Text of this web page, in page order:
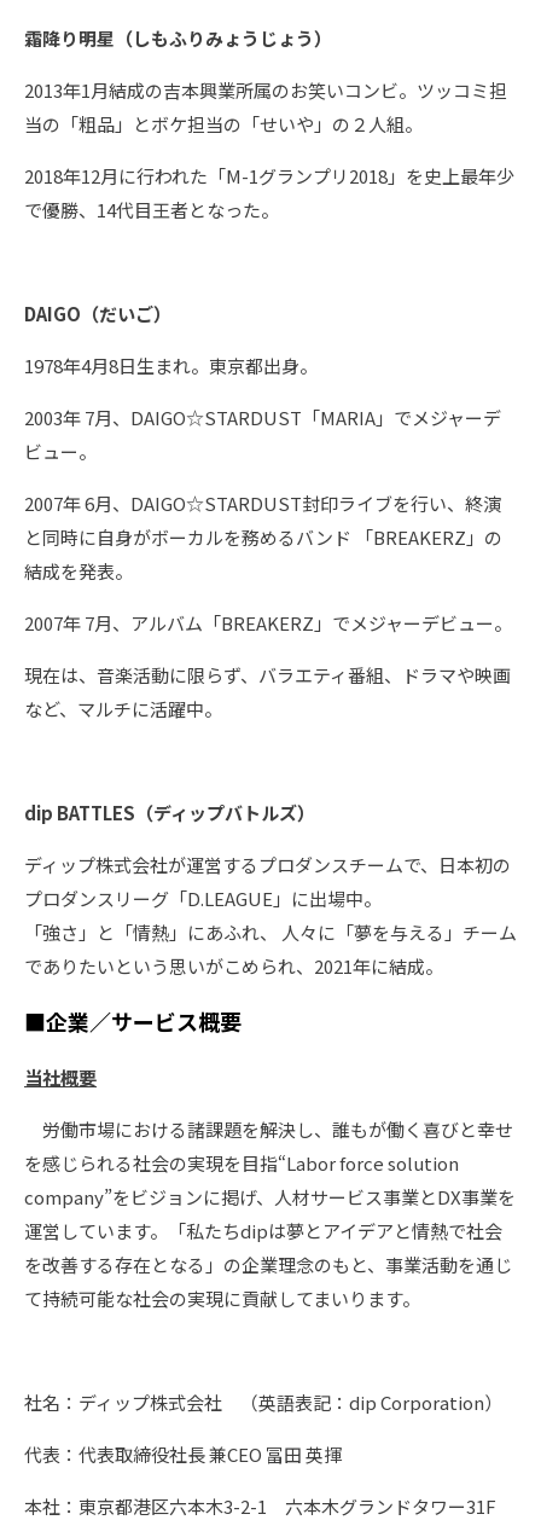
霜降り明星（しもふりみょうじょう）
2013年1月結成の吉本興業所属のお笑いコンビ。ツッコミ担
当の「粗品」とボケ担当の「せいや」の２人組。
2018年12月に行われた「M-1グランプリ2018」を史上最年少
で優勝、14代目王者となった。
DAIGO （だいご）
1978年4月8日生まれ。東京都出身。
2003年 7月、DAIGO☆STARDUST「MARIA」でメジャーデ
ビュー。
2007年 6月、DAIGO☆STARDUST封印ライブを行い、終演
と同時に自身がボーカルを務めるバンド 「BREAKERZ」の
結成を発表。
2007年 7月、アルバム「BREAKERZ」でメジャーデビュー。
現在は、音楽活動に限らず、バラエティ番組、ドラマや映画
など、マルチに活躍中。
dip BATTLES （ディップバトルズ）
ディップ株式会社が運営するプロダンスチームで、日本初の
プロダンスリーグ「D.LEAGUE」に出場中。
「強さ」と「情熱」にあふれ、 人々に「夢を与える」チーム
でありたいという思いがこめられ、2021年に結成。
■企業／サービス概要
当社概要
労働市場における諸課題を解決し、誰もが働く喜びと幸せ
を感じられる社会の実現を目指“Labor force solution
company”をビジョンに掲げ、人材サービス事業とDX事業を
運営しています。「私たちdipは夢とアイデアと情熱で社会
を改善する存在となる」の企業理念のもと、事業活動を通じ
て持続可能な社会の実現に貢献してまいります。
社名：ディップ株式会社 （英語表記：dip Corporation）
代表：代表取締役社長 兼CEO 冨田 英揮
本社：東京都港区六本木3-2-1 六本木グランドタワー31F